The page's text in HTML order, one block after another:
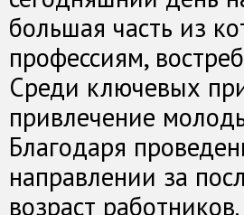
большая часть из
профессиям,
Среди ключевых
привлечение
Благодаря
направлении за
возраст